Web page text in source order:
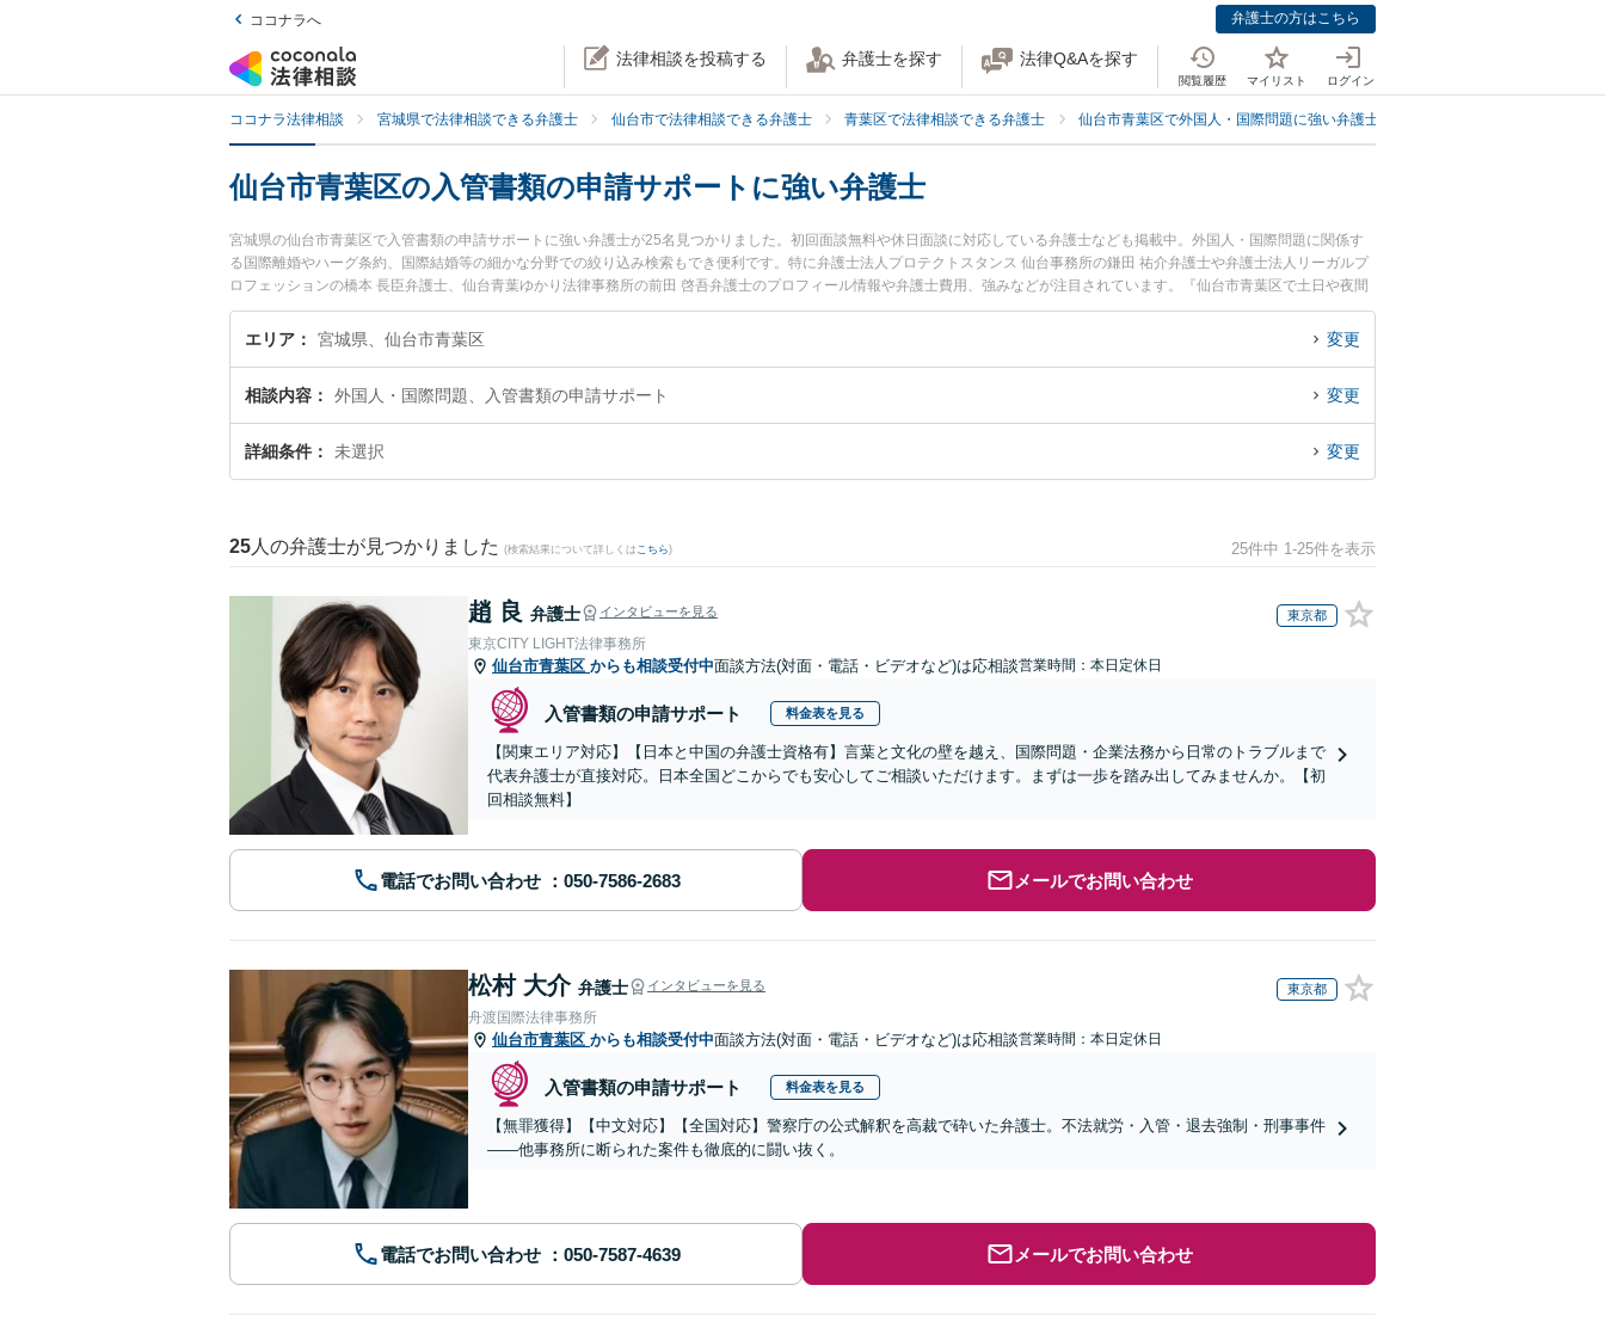
ココナラへ 弁護士の方はこちら
法律相談を投稿する 弁護士を探す 法律Q&Aを探す
閲覧履歴 マイリスト ログイン
ココナラ法律相談 宮城県で法律相談できる弁護士 仙台市で法律相談できる弁護士 青葉区で法律相談できる弁護士 仙台市青葉区で外国人・国際問題に強い弁護士
仙台市青葉区の入管書類の申請サポートに強い弁護士
宮城県の仙台市青葉区で入管書類の申請サポートに強い弁護士が25名見つかりました。初回面談無料や休日面談に対応している弁護士なども掲載中。外国人・国際問題に関係す
る国際離婚やハーグ条約、国際結婚等の細かな分野での絞り込み検索もでき便利です。特に弁護士法人プロテクトスタンス 仙台事務所の鎌田 祐介弁護士や弁護士法人リーガルプ
ロフェッションの橋本 長臣弁護士、仙台青葉ゆかり法律事務所の前田 啓吾弁護士のプロフィール情報や弁護士費用、強みなどが注目されています。『仙台市青葉区で土日や夜間
に発生した入管書類の申請サポートのトラブルを今すぐに弁護士に相談したい』『入管書類の申請サポートのトラブル解決の実績豊富な近くの弁護士を検索したい』『初回相談無
料で入管書類の申請サポートを法律相談できる仙台市青葉区内の弁護士に相談予約したい』などでお困りの相談者さんにおすすめです。
エリア 宮城県、仙台市青葉区 変更
相談内容 外国人・国際問題、入管書類の申請サポート 変更
詳細条件 未選択 変更
25 人の弁護士が見つかりました (検索結果について詳しくは こちら) 25件中 1-25件を表示
趙 良 弁護士 インタビューを見る 東京都
東京CITY LIGHT法律事務所
仙台市青葉区 からも相談受付中面談方法(対面・電話・ビデオなど)は応相談営業時間：本日定休日
入管書類の申請サポート 料金表を見る
【関東エリア対応】【日本と中国の弁護士資格有】言葉と文化の壁を越え、国際問題・企業法務から日常のトラブルまで
代表弁護士が直接対応。日本全国どこからでも安心してご相談いただけます。まずは一歩を踏み出してみませんか。【初
回相談無料】
電話でお問い合わせ メールでお問い合わせ
松村 大介 弁護士 インタビューを見る 東京都
舟渡国際法律事務所
仙台市青葉区 からも相談受付中面談方法(対面・電話・ビデオなど)は応相談営業時間：本日定休日
入管書類の申請サポート 料金表を見る
【無罪獲得】【中文対応】【全国対応】警察庁の公式解釈を高裁で砕いた弁護士。不法就労・入管・退去強制・刑事事件
——他事務所に断られた案件も徹底的に闘い抜く。
電話でお問い合わせ メールでお問い合わせ